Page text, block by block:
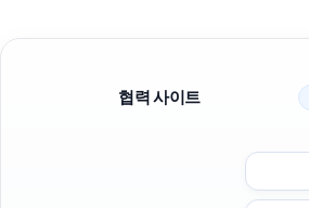
협력 사이트